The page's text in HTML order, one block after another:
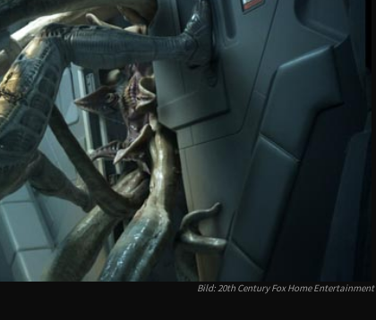
Bild: 20th Century Fox Home Entertainment